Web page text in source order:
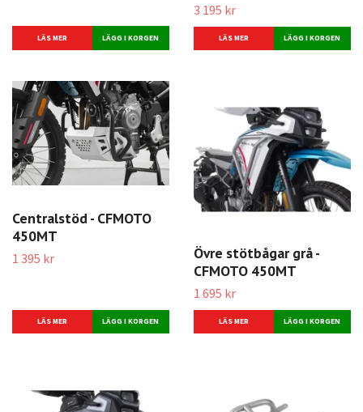
LÄS MER
3 195 kr
LÄS MER
Centralstöd - CFMOTO
450MT
1 395 kr
LÄS MER
Övre stötbågar grå -
CFMOTO 450MT
1 695 kr
LÄS MER